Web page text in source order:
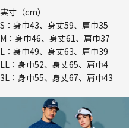
実寸（cm）
S：身巾43、身丈59、肩巾35
M：身巾46、身丈61、肩巾37
L：身巾49、身丈63、肩巾39
LL：身巾52、身丈65、肩巾4
3L：身巾55、身丈67、肩巾43